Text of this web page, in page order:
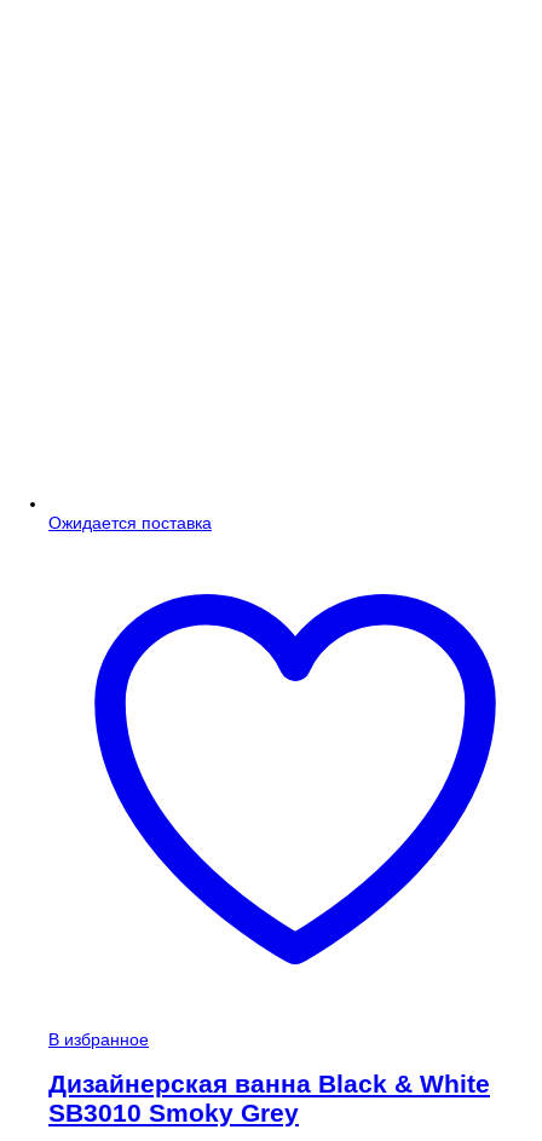
Ожидается поставка
В избранное
Дизайнерская ванна Black & White
SB3010 Smoky Grey